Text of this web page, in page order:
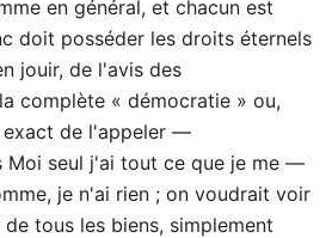
en général, et chacun est
doit posséder les droits éternels
jouir, de l'avis des
complète « démocratie » ou,
exact de l'appeler —
Moi seul j'ai tout ce que je me —
je n'ai rien ; on voudrait voir
tous les biens, simplement